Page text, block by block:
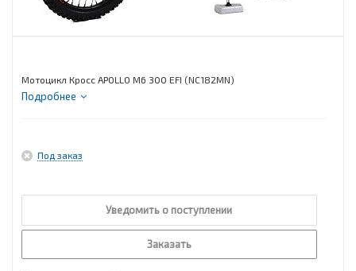
Мотоцикл Кросс APOLLO M6 300 EFI (NC182MN)
Подробнее
Под заказ
Уведомить о поступлении
Заказать